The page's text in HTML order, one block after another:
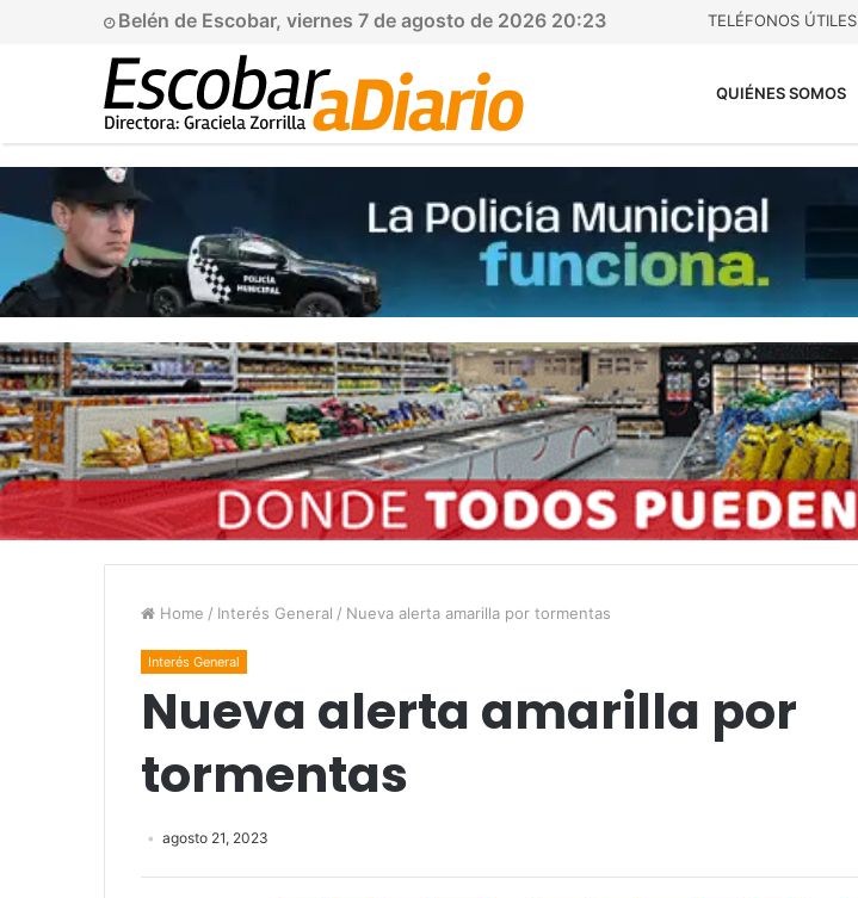
Belén de Escobar, viernes 7 de agosto de 2026 20:23 TELÉFONOS ÚTILES
QUIÉNES SOMOS
Home / Interés General / Nueva alerta amarilla por tormentas
Interés General
Nueva alerta amarilla por
tormentas
agosto 21, 2023